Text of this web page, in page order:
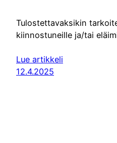
Tulostettavaksikin
kiinnostuneille ja/tai
Lue artikkeli
12.4.2025